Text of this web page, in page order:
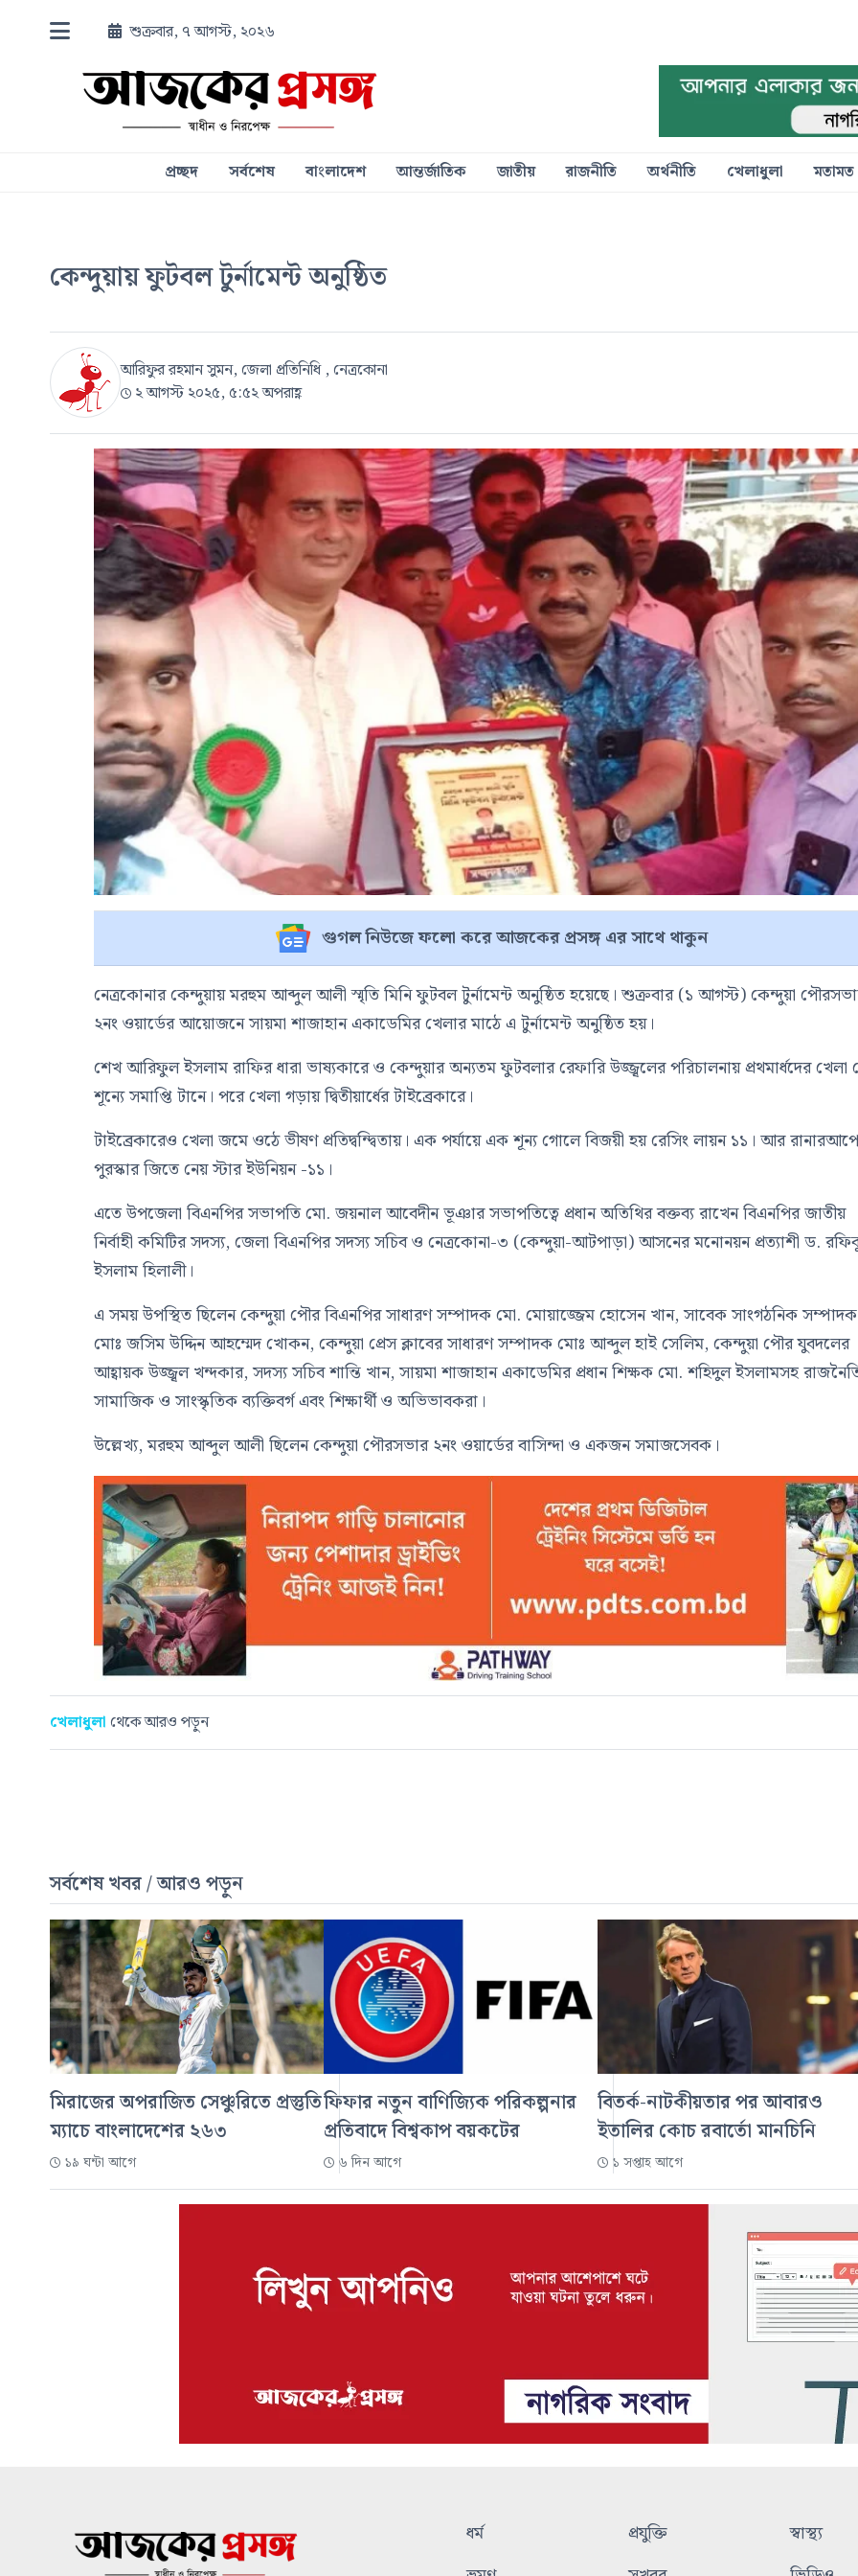
শুক্রবার, ৭ আগস্ট, ২০২৬
প্রচ্ছদ সর্বশেষ বাংলাদেশ আন্তর্জাতিক জাতীয় রাজনীতি অর্থনীতি খেলাধুলা মতামত
কেন্দুয়ায় ফুটবল টুর্নামেন্ট অনুষ্ঠিত
আরিফুর রহমান সুমন, জেলা প্রতিনিধি , নেত্রকোনা
২ আগস্ট ২০২৫, ৫:৫২ অপরাহ্ণ
গুগল নিউজে ফলো করে আজকের প্রসঙ্গ এর সাথে থাকুন
নেত্রকোনার কেন্দুয়ায় মরহুম আব্দুল আলী স্মৃতি মিনি ফুটবল টুর্নামেন্ট অনুষ্ঠিত হয়েছে। শুক্রবার (১ আগস্ট) কেন্দুয়া
২নং ওয়ার্ডের আয়োজনে সায়মা শাজাহান একাডেমির খেলার মাঠে এ টুর্নামেন্ট অনুষ্ঠিত হয়।
শেখ আরিফুল ইসলাম রাফির ধারা ভাষ্যকারে ও কেন্দুয়ার অন্যতম ফুটবলার রেফারি উজ্জ্বলের পরিচালনায় প্রথমার্ধদের
শূন্যে সমাপ্তি টানে। পরে খেলা গড়ায় দ্বিতীয়ার্ধের টাইব্রেকারে।
টাইব্রেকারেও খেলা জমে ওঠে ভীষণ প্রতিদ্বন্দ্বিতায়। এক পর্যায়ে এক শূন্য গোলে বিজয়ী হয় রেসিং লায়ন ১১। আর
পুরস্কার জিতে নেয় স্টার ইউনিয়ন -১১।
এতে উপজেলা বিএনপির সভাপতি মো. জয়নাল আবেদীন ভূঞার সভাপতিত্বে প্রধান অতিথির বক্তব্য রাখেন বিএনপির জাতীয়
নির্বাহী কমিটির সদস্য, জেলা বিএনপির সদস্য সচিব ও নেত্রকোনা-৩ (কেন্দুয়া-আটপাড়া) আসনের মনোনয়ন প্রত্যাশী ড.
ইসলাম হিলালী।
এ সময় উপস্থিত ছিলেন কেন্দুয়া পৌর বিএনপির সাধারণ সম্পাদক মো. মোয়াজ্জেম হোসেন খান, সাবেক সাংগঠনিক সম্পাদক
মোঃ জসিম উদ্দিন আহম্মেদ খোকন, কেন্দুয়া প্রেস ক্লাবের সাধারণ সম্পাদক মোঃ আব্দুল হাই সেলিম, কেন্দুয়া পৌর যুবদলের
আহ্বায়ক উজ্জ্বল খন্দকার, সদস্য সচিব শান্তি খান, সায়মা শাজাহান একাডেমির প্রধান শিক্ষক মো. শহিদুল ইসলামসহ
সামাজিক ও সাংস্কৃতিক ব্যক্তিবর্গ এবং শিক্ষার্থী ও অভিভাবকরা।
উল্লেখ্য, মরহুম আব্দুল আলী ছিলেন কেন্দুয়া পৌরসভার ২নং ওয়ার্ডের বাসিন্দা ও একজন সমাজসেবক।
খেলাধুলা থেকে আরও পড়ুন
সর্বশেষ খবর / আরও পড়ুন
মিরাজের অপরাজিত সেঞ্চুরিতে প্রস্তুতি
ম্যাচে বাংলাদেশের ২৬৩
১৯ ঘন্টা আগে
ফিফার নতুন বাণিজ্যিক পরিকল্পনার
প্রতিবাদে বিশ্বকাপ বয়কটের
৬ দিন আগে
বিতর্ক-নাটকীয়তার পর আবারও
ইতালির কোচ রবার্তো মানচিনি
১ সপ্তাহ আগে
ধর্ম প্রযুক্তি
স্বাস্থ্য